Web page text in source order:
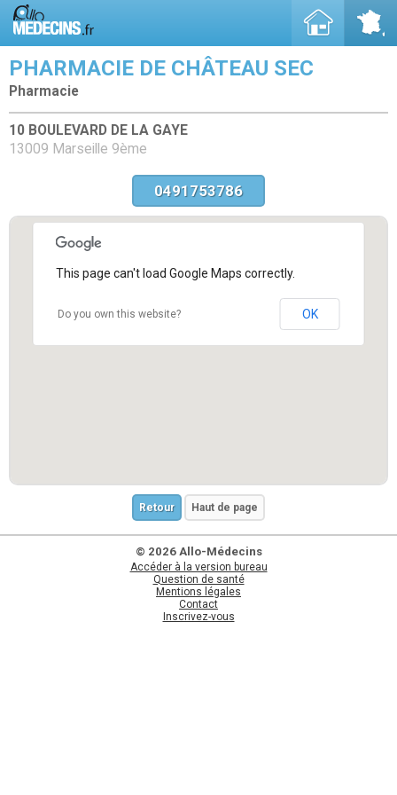
PHARMACIE DE CHÂTEAU SEC
Pharmacie
10 BOULEVARD DE LA GAYE
13009 Marseille 9ème
0491753786
This page can't load Google Maps correctly.
Do you own this website? OK
Retour Haut de page
© 2026 Allo-Médecins
Accéder à la version bureau
Question de santé
Mentions légales
Contact
Inscrivez-vous